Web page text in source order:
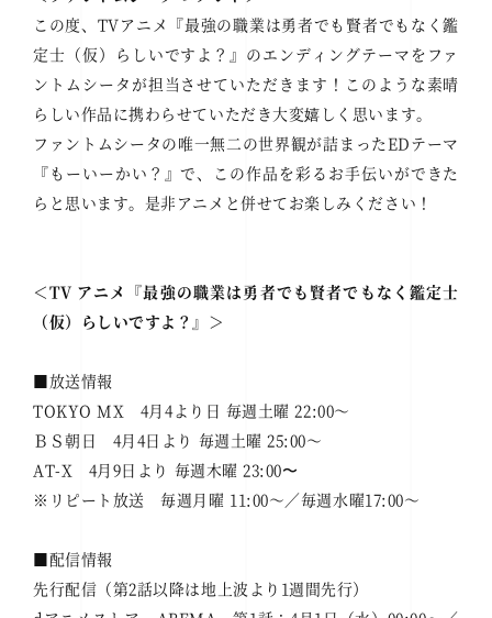
この度、TVアニメ『最強の職業は勇者でも賢者でもなく鑑
定士（仮）らしいですよ？』のエンディングテーマをファ
ントムシータが担当させていただきます！このような素晴
らしい作品に携わらせていただき大変嬉しく思います。
ファントムシータの唯一無二の世界観が詰まったEDテーマ
『もーいーかい？』で、この作品を彩るお手伝いができた
らと思います。是非アニメと併せてお楽しみください！
＜TV アニメ『最強の職業は勇者でも賢者でもなく鑑定士
（仮）らしいですよ？』＞
■放送情報
TOKYO MX 4月4より日 毎週土曜 22:00～
ＢＳ朝日 4月4日より 毎週土曜 25:00～
AT-X 4月9日より 毎週木曜 23:00〜
※リピート放送 毎週月曜 11:00～／毎週水曜17:00～
■配信情報
先行配信（第2話以降は地上波より1週間先行）